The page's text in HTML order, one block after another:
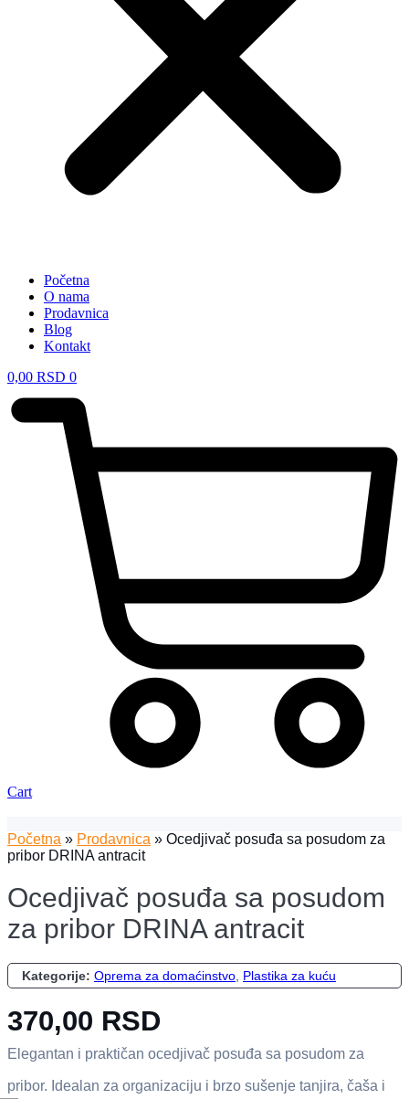
Početna
O nama
Prodavnica
Blog
Kontakt
0,00 RSD 0
Cart
Početna » Prodavnica » Ocedjivač posuđa sa posudom za
pribor DRINA antracit
Ocedjivač posuđa sa posudom
za pribor DRINA antracit
Kategorije: Oprema za domaćinstvo Plastika za kuću
370,00 RSD
Elegantan i praktičan ocedjivač posuđa sa posudom za
pribor. Idealan za organizaciju i brzo sušenje tanjira, čaša i